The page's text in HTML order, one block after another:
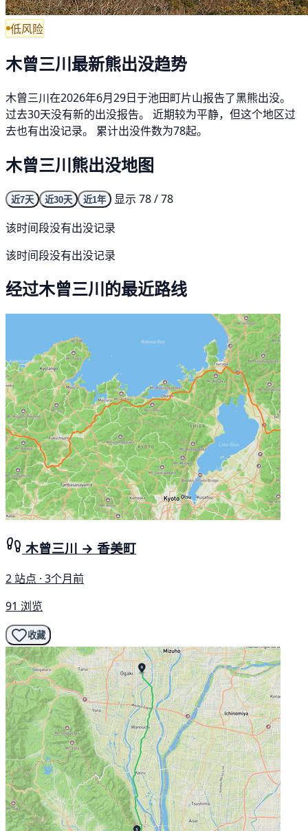
低风险
木曾三川最新熊出没趋势
木曾三川在2026年6月29日于池田町片山报告了黑熊出没。
过去30天没有新的出没报告。 近期较为平静，但这个地区过
去也有出没记录。 累计出没件数为78起。
木曾三川熊出没地图
近7天 近30天 近1年
显示 78 / 78
该时间段没有出没记录
该时间段没有出没记录
经过木曾三川的最近路线
木曾三川 → 香美町
2 站点 · 3个月前
91 浏览
收藏